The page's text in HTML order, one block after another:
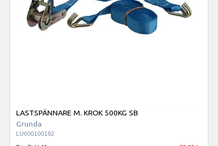
LASTSPÄNNARE M. KROK 500KG SB
Grunda
LU600100192